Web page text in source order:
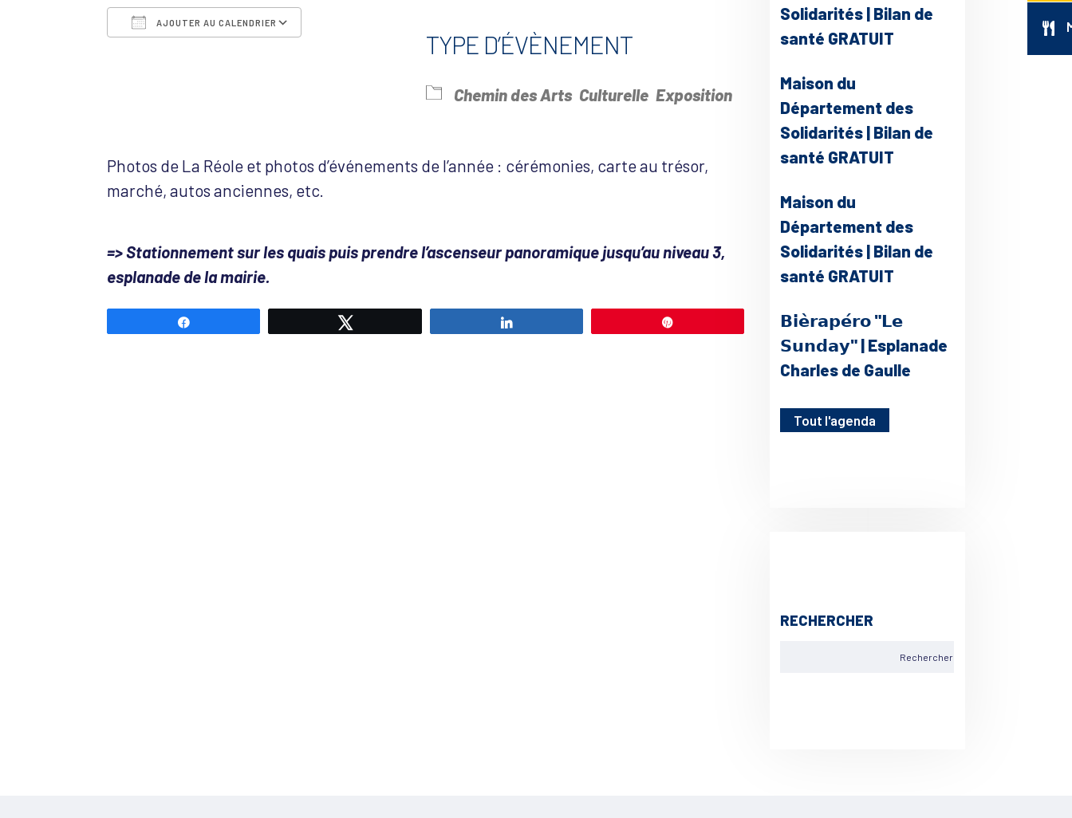
AJOUTER AU CALENDRIER
Calendrier Google iCalendar
TYPE D’ÉVÈNEMENT
Chemin des Arts Culturelle Exposition
Photos de La Réole et photos d’événements de l’année : cérémonies, carte au trésor,
marché, autos anciennes, etc.
=> Stationnement sur les quais puis prendre l’ascenseur panoramique jusqu’au niveau 3,
esplanade de la mairie.
Solidarités | Bilan de
santé GRATUIT
Maison du
Département des
Solidarités | Bilan de
santé GRATUIT
Maison du
Département des
Solidarités | Bilan de
santé GRATUIT
𝗕𝗶𝗲̀𝗿𝗮𝗽𝗲́𝗿𝗼 "𝗟𝗲
𝗦𝘂𝗻𝗱𝗮𝘆" | Esplanade
Charles de Gaulle
Tout l'agenda
RECHERCHER